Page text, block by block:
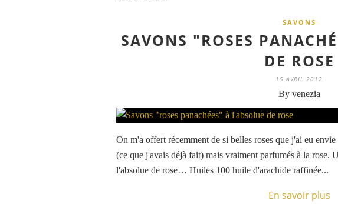
SAVONS
SAVONS "ROSES
DE ROSE
15 AVRIL 2012
By venezia
On m'a offert récemment de si belles roses que j'ai eu
(ce que j'avais déjà fait) mais vraiment parfumés à la rose.
l'absolue de rose… Huiles 100 huile d'arachide raffinée...
En savoir plus